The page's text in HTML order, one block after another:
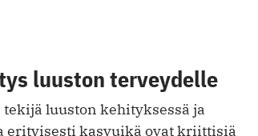
luuston terveydelle
luuston kehityksessä ja
erityisesti kasvuikä ovat kriittisiä